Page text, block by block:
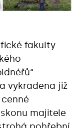
fakulty
vykradena již
majitele